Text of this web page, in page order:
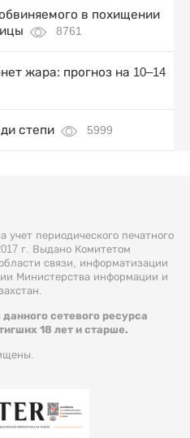
в похищении
8761
жара: прогноз на 10–14
степи 5999
учет периодического печатного
г. Выдано Комитетом
связи, информатизации
Министерства информации и
сетевого ресурса
18 лет и старше.